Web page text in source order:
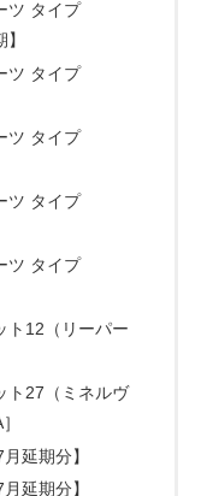
ツ タイプ
ツ タイプ
ツ タイプ
ツ タイプ
ツ タイプ
ト12（リーパー
ト27（ミネルヴ
延期分】
延期分】